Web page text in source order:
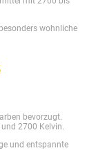
wohnliche
bevorzugt.
2700 Kelvin.
und entspannte